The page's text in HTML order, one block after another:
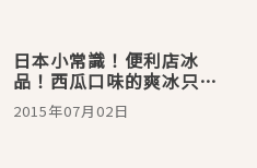
日本小常識！便利店冰
品！西瓜口味的爽冰只要
加上「那個」就會變超級
好吃!?
2015年07月02日